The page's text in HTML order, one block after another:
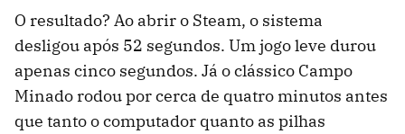
O resultado? Ao abrir o Steam, o sistema
desligou após 52 segundos. Um jogo leve durou
apenas cinco segundos. Já o clássico Campo
Minado rodou por cerca de quatro minutos antes
que tanto o computador quanto as pilhas